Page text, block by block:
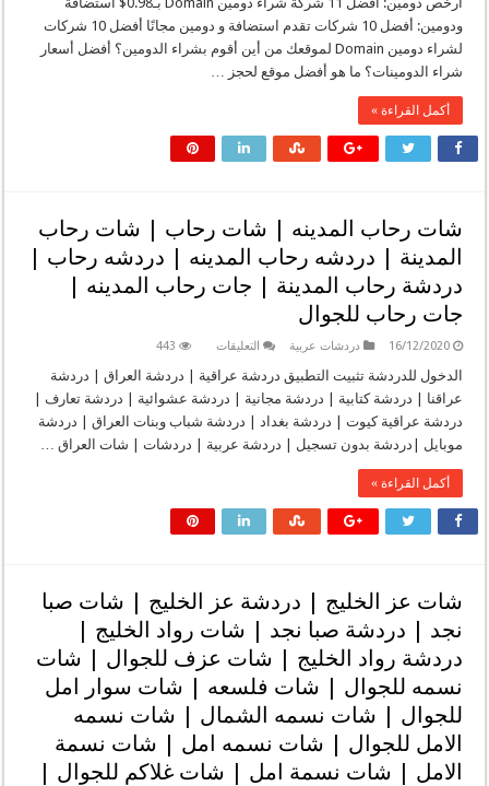
مغلقة
مجانية
شركة
دومينات
مغلقة
ودومين: أفضل 10 شركات تقدم استضافة و دومين مجانًا أفضل 10 شركات
لشراء دومين Domain لموقعك من أين أقوم بشراء الدومين؟ أفضل أسعار
شراء الدومينات؟ ما هو أفضل موقع لحجز …
أكمل القراءة »
شات رحاب المدينه | شات رحاب | شات رحاب
المدينة | دردشه رحاب المدينه | دردشه رحاب |
دردشة رحاب المدينة | جات رحاب المدينه |
جات رحاب للجوال
16/12/2020 دردشات عربية التعليقات
رحاب
المدينه
|
شات
رحاب
|
دردشه
رحاب
دردشة
رحاب
المدينة
|
جات
رحاب
المدينه
جات
رحاب
للجوال
مغلقة
443
الدخول للدردشة تثبيت التطبيق دردشة عراقية | دردشة العراق | دردشة
عراقنا | دردشة كتابية | دردشة مجانية | دردشة عشوائية | دردشة تعارف |
دردشة عراقية كيوت | دردشة بغداد | دردشة شباب وبنات العراق | دردشة
موبايل |دردشة بدون تسجيل | دردشة عربية | دردشات | شات العراق …
أكمل القراءة »
شات عز الخليج | دردشة عز الخليج | شات صبا
نجد | دردشة صبا نجد | شات رواد الخليج |
دردشة رواد الخليج | شات عزف للجوال | شات
نسمه للجوال | شات فلسعه | شات سوار امل
للجوال | شات نسمه الشمال | شات نسمه
الامل للجوال | شات نسمه امل | شات نسمة
الامل | شات نسمة امل | شات غلاكم للجوال |